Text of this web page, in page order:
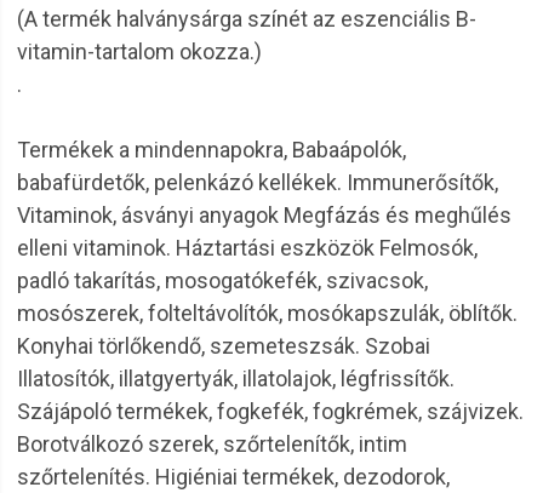
(A termék halványsárga színét az eszenciális B-
vitamin-tartalom okozza.)
.
Termékek a mindennapokra, Babaápolók,
babafürdetők, pelenkázó kellékek. Immunerősítők,
Vitaminok, ásványi anyagok Megfázás és meghűlés
elleni vitaminok. Háztartási eszközök Felmosók,
padló takarítás, mosogatókefék, szivacsok,
mosószerek, folteltávolítók, mosókapszulák, öblítők.
Konyhai törlőkendő, szemeteszsák. Szobai
Illatosítók, illatgyertyák, illatolajok, légfrissítők.
Szájápoló termékek, fogkefék, fogkrémek, szájvizek.
Borotválkozó szerek, szőrtelenítők, intim
szőrtelenítés. Higiéniai termékek, dezodorok,